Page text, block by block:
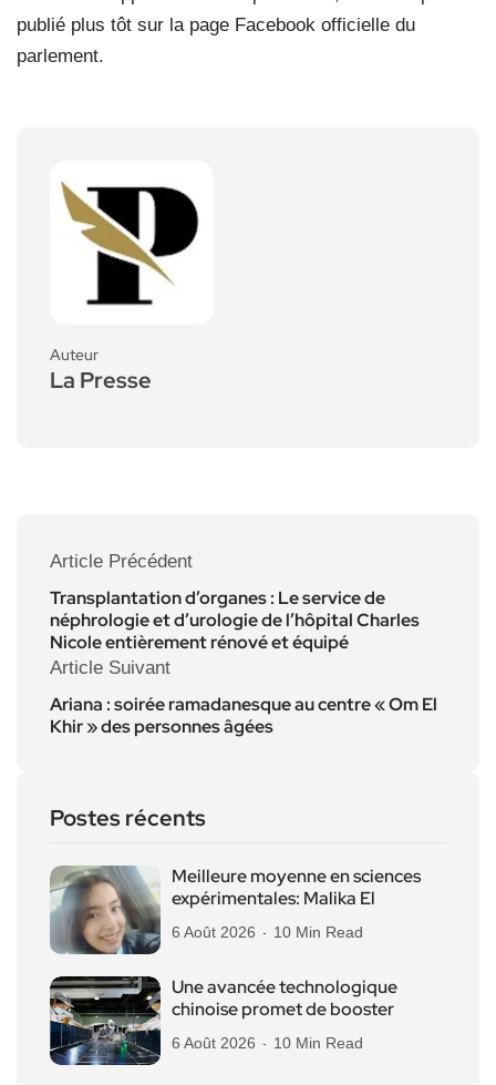
publié plus tôt sur la page Facebook officielle du
parlement.
Auteur
La Presse
Article Précédent
Transplantation d’organes : Le service de
néphrologie et d’urologie de l’hôpital Charles
Nicole entièrement rénové et équipé
Article Suivant
Ariana : soirée ramadanesque au centre « Om El
Khir » des personnes âgées
Postes récents
Meilleure moyenne en sciences
expérimentales: Malika El
6 Août 2026 10 Min Read
Une avancée technologique
chinoise promet de booster
6 Août 2026 10 Min Read